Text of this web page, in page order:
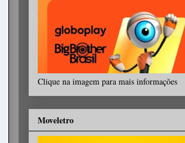
Clique na imagem para mais informações
Moveletro